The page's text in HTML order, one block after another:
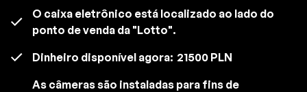
O caixa eletrônico está localizado ao lado do
ponto de venda da "Lotto".
Dinheiro disponível agora: 21500 PLN
As câmeras são instaladas para fins de